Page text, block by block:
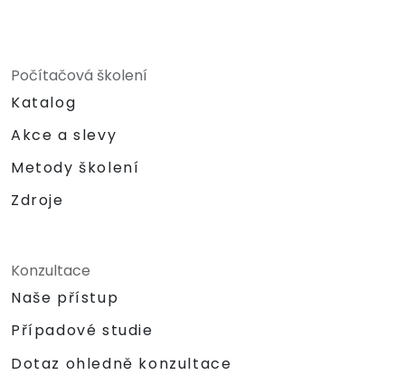
Počítačová školení
Katalog
Akce a slevy
Metody školení
Zdroje
Konzultace
Naše přístup
Případové studie
Dotaz ohledně konzultace